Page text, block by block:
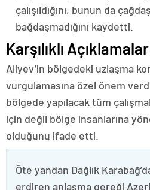
çalışıldığını, bunun da
bağdaşmadığını kaydetti.
Karşılıklı
Aliyev’in bölgedeki uzlaşma
vurgulamasına özel önem
bölgede yapılacak tüm
için değil bölge insanlarına
olduğunu ifade etti.
Öte yandan Dağlık
erdiren anlaşma gereği